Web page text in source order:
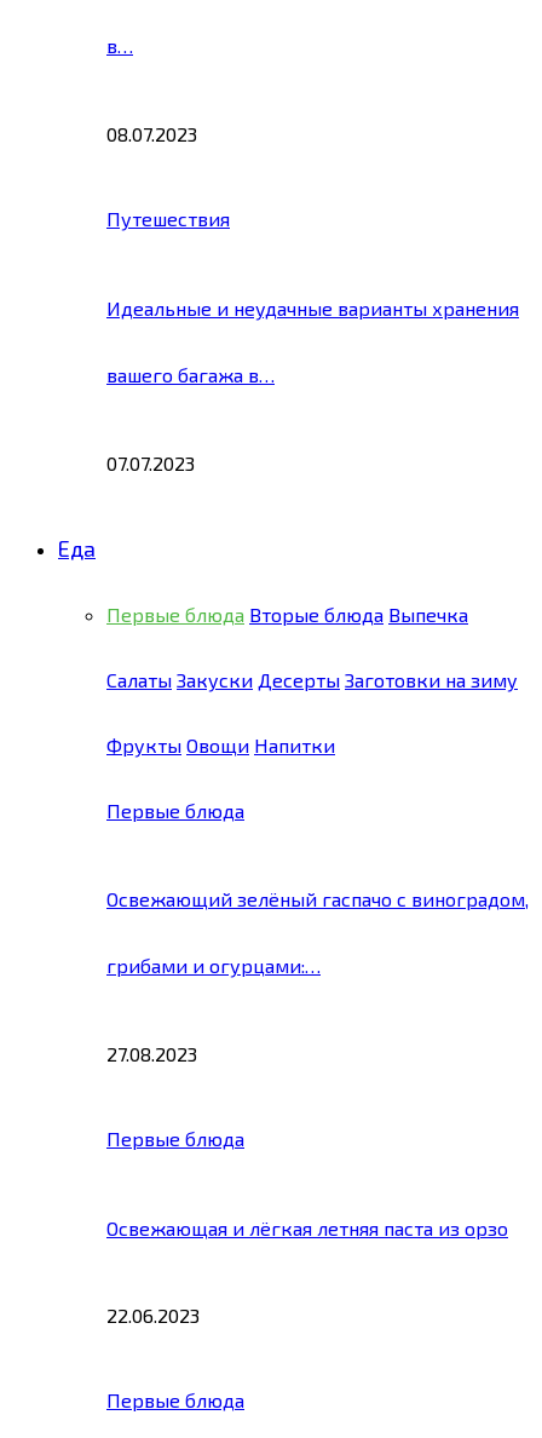
в…
08.07.2023
Путешествия
Идеальные и неудачные варианты хранения
вашего багажа в…
07.07.2023
Еда
Первые блюда Вторые блюда Выпечка
Салаты Закуски Десерты Заготовки на зиму
Фрукты Овощи Напитки
Первые блюда
Освежающий зелёный гаспачо с виноградом,
грибами и огурцами:…
27.08.2023
Первые блюда
Освежающая и лёгкая летняя паста из орзо
22.06.2023
Первые блюда